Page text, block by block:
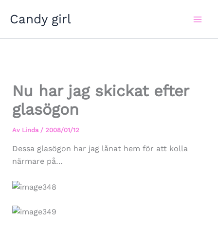
Candy girl
Nu har jag skickat efter
glasögon
Av Linda / 2008/01/12
Dessa glasögon har jag lånat hem för att kolla
närmare på…